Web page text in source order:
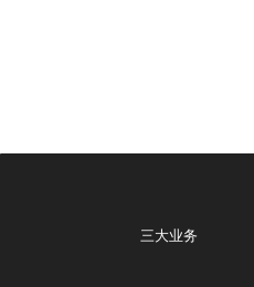
三大业务